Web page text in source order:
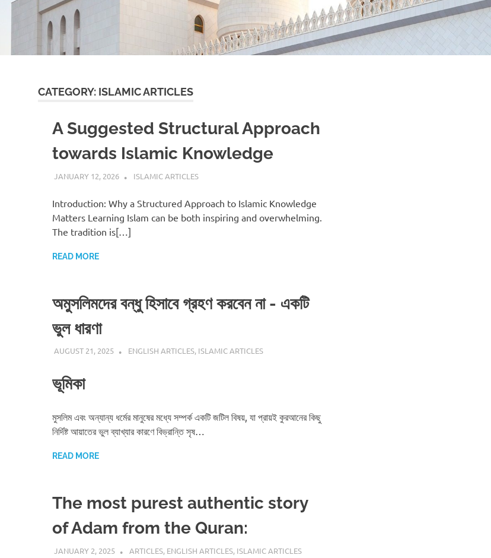
CATEGORY: ISLAMIC ARTICLES
A Suggested Structural Approach
towards Islamic Knowledge
JANUARY 12, 2026 REZWAN MAHBUB
ISLAMIC ARTICLES
Introduction: Why a Structured Approach to Islamic Knowledge
Matters Learning Islam can be both inspiring and overwhelming.
The tradition is[…]
READ MORE
অমুসলিমদের বন্ধু হিসাবে গ্রহণ করবেন না - একটি
ভুল ধারণা
AUGUST 21, 2025 REZWAN MAHBUB
ENGLISH ARTICLES, ISLAMIC ARTICLES
ভূমিকা
মুসলিম এবং অন্যান্য ধর্মের মানুষের মধ্যে সম্পর্ক একটি জটিল বিষয়, যা প্রায়ই কুরআনের কিছু
নির্দিষ্ট আয়াতের ভুল ব্যাখ্যার কারণে বিভ্রান্তি সৃষ…
READ MORE
The most purest authentic story
of Adam from the Quran:
JANUARY 2, 2025 REZWAN MAHBUB
ARTICLES, ENGLISH ARTICLES, ISLAMIC ARTICLES